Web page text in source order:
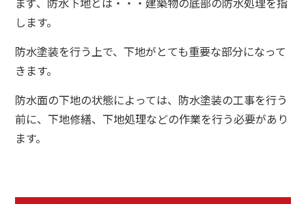
します。
防水塗装を行う上で、下地がとても重要な部分になって
きます。
防水面の下地の状態によっては、防水塗装の工事を行う
前に、下地修繕、下地処理などの作業を行う必要があり
ます。